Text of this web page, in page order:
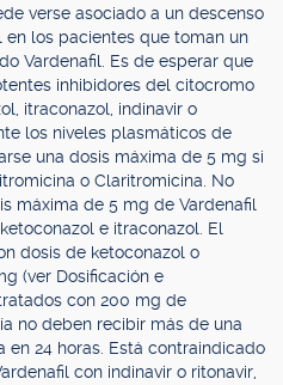
verse asociado a un descenso
los pacientes que toman un
Vardenafil. Es de esperar que
inhibidores del citocromo
itraconazol, indinavir o
los niveles plasmáticos de
una dosis máxima de 5 mg si
o Claritromicina. No
máxima de 5 mg de Vardenafil
e itraconazol. El
dosis de ketoconazol o
(ver Dosificación e
con 200 mg de
no deben recibir más de una
24 horas. Está contraindicado
con indinavir o ritonavir,